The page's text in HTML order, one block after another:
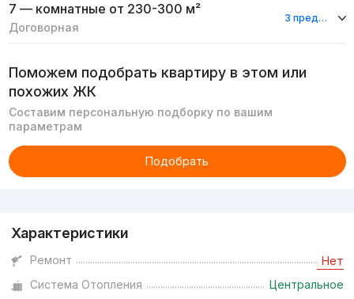
7 — комнатные от 230-300 м²
Договорная
3 предложения
Поможем подобрать квартиру в этом или
похожих ЖК
Составим персональную подборку по вашим
параметрам
Подобрать
Характеристики
Ремонт Нет
Система Отопления
Центральное